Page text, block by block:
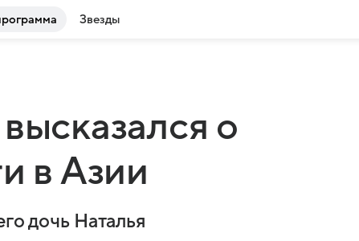
Звезды
о
в Азии
дочь Наталья